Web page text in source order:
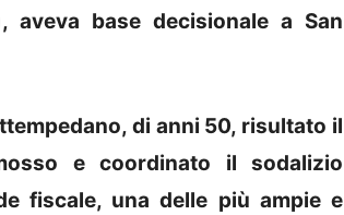
aveva base decisionale a San
di anni 50, risultato il
e coordinato il sodalizio
fiscale, una delle più ampie e